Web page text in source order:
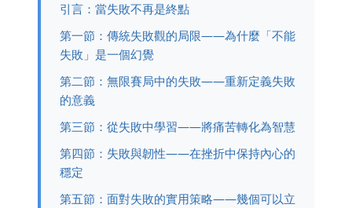
引言：當失敗不再是終點
第一節：傳統失敗觀的局限——為什麼「不能
失敗」是一個幻覺
第二節：無限賽局中的失敗——重新定義失敗
的意義
第三節：從失敗中學習——將痛苦轉化為智慧
第四節：失敗與韌性——在挫折中保持內心的
穩定
第五節：面對失敗的實用策略——幾個可以立